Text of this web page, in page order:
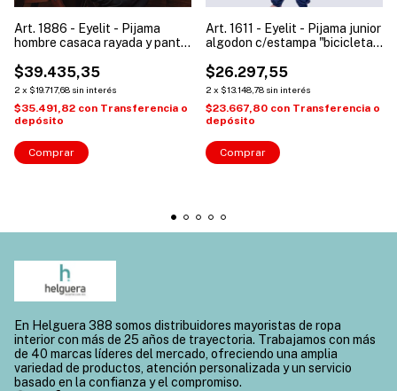
Art. 1886 - Eyelit - Pijama
hombre casaca rayada y pant
$39.435,35
2 x $19.717,68 sin interés
$35.491,82 con Transferencia o
depósito
Comprar
Art. 1611 - Eyelit - Pijama junior
algodon c/estampa "bicicleta"
$26.297,55
2 x $13.148,78 sin interés
$23.667,80 con Transferencia o
depósito
Comprar
En Helguera 388 somos distribuidores mayoristas de ropa
interior con más de 25 años de trayectoria. Trabajamos con más
de 40 marcas líderes del mercado, ofreciendo una amplia
variedad de productos, atención personalizada y un servicio
basado en la confianza y el compromiso.